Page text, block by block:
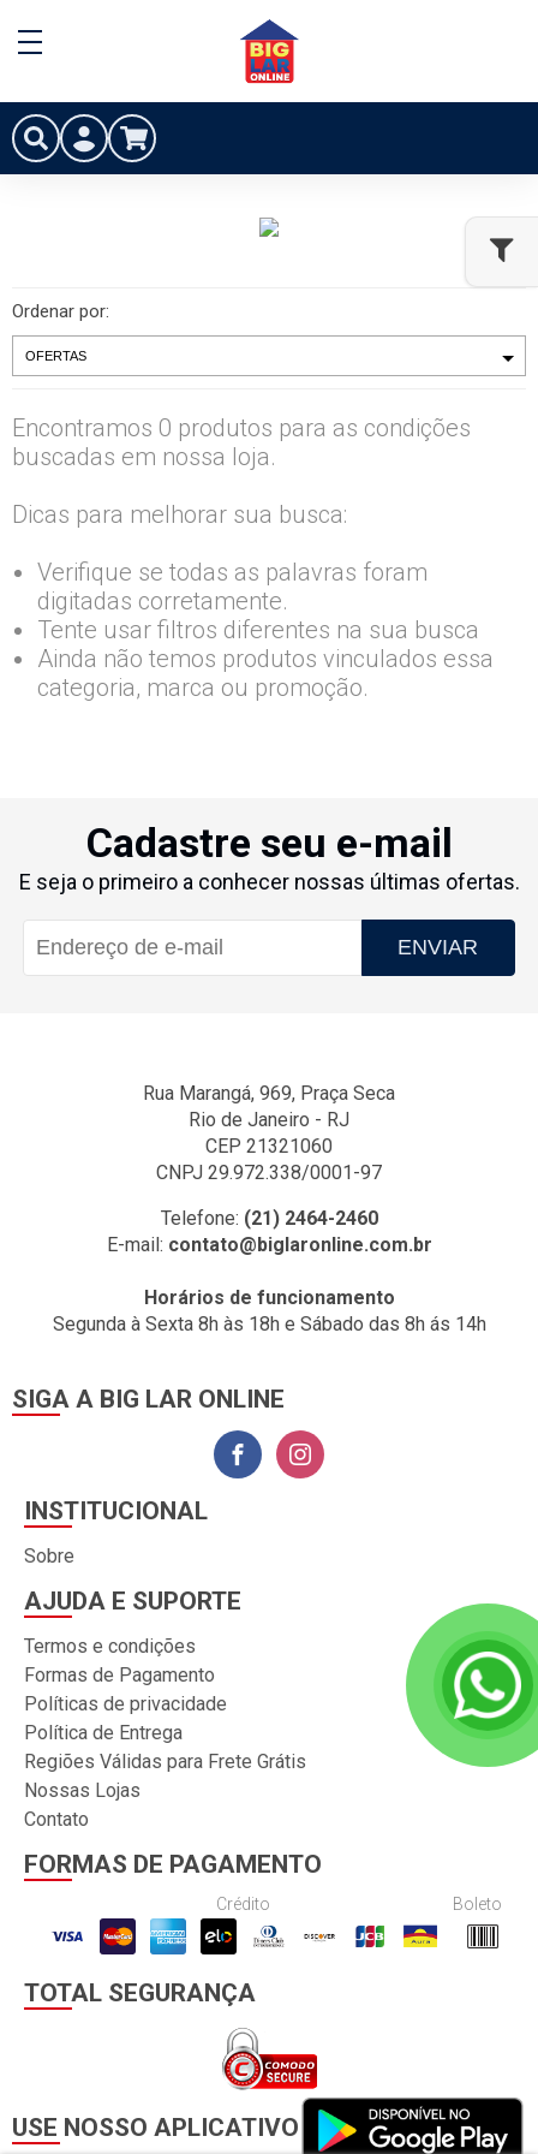
Ordenar por:
Encontramos 0 produtos para as condições
buscadas em nossa loja.
Dicas para melhorar sua busca:
Verifique se todas as palavras foram
digitadas corretamente.
Tente usar filtros diferentes na sua busca
Ainda não temos produtos vinculados essa
categoria, marca ou promoção.
Cadastre seu e-mail
E seja o primeiro a conhecer nossas últimas ofertas.
ENVIAR
Rua Marangá, 969, Praça Seca
Rio de Janeiro - RJ
CEP 21321060
CNPJ 29.972.338/0001-97
Telefone: (21) 2464-2460
E-mail: contato@biglaronline.com.br
Horários de funcionamento
Segunda à Sexta 8h às 18h e Sábado das 8h ás 14h
SIGA A BIG LAR ONLINE
INSTITUCIONAL
Sobre
AJUDA E SUPORTE
Termos e condições
Formas de Pagamento
Políticas de privacidade
Política de Entrega
Regiões Válidas para Frete Grátis
Nossas Lojas
Contato
FORMAS DE PAGAMENTO
Crédito Boleto
TOTAL SEGURANÇA
USE NOSSO APLICATIVO